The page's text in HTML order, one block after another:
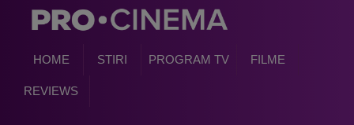
HOME STIRI PROGRAM TV FILME
REVIEWS